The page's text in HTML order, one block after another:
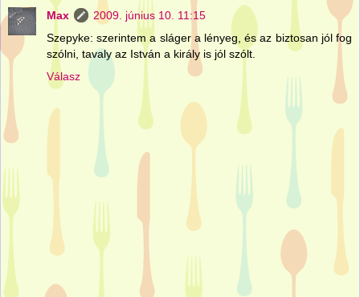
Max
2009. június 10. 11:15
Szepyke: szerintem a sláger a lényeg, és az biztosan jól fog
szólni, tavaly az István a király is jól szólt.
Válasz